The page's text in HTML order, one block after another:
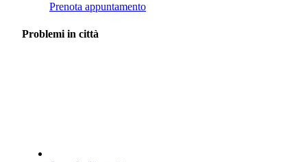
Prenota appuntamento
Problemi in città